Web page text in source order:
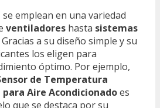
emplean en una variedad
ventiladores hasta sistemas
Gracias a su diseño simple y su
los eligen para
óptimo. Por ejemplo,
de Temperatura
para Aire Acondicionadoes
que se destaca por su